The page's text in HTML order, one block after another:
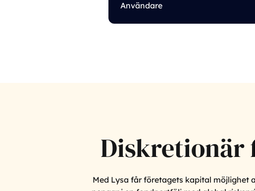
Användare
Med Lysa får företagets kapital